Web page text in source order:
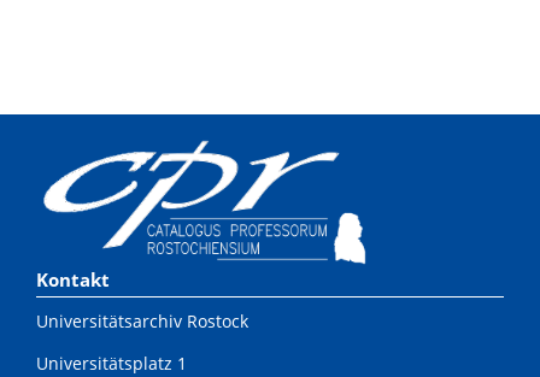
Kontakt
Universitätsarchiv Rostock
Universitätsplatz 1